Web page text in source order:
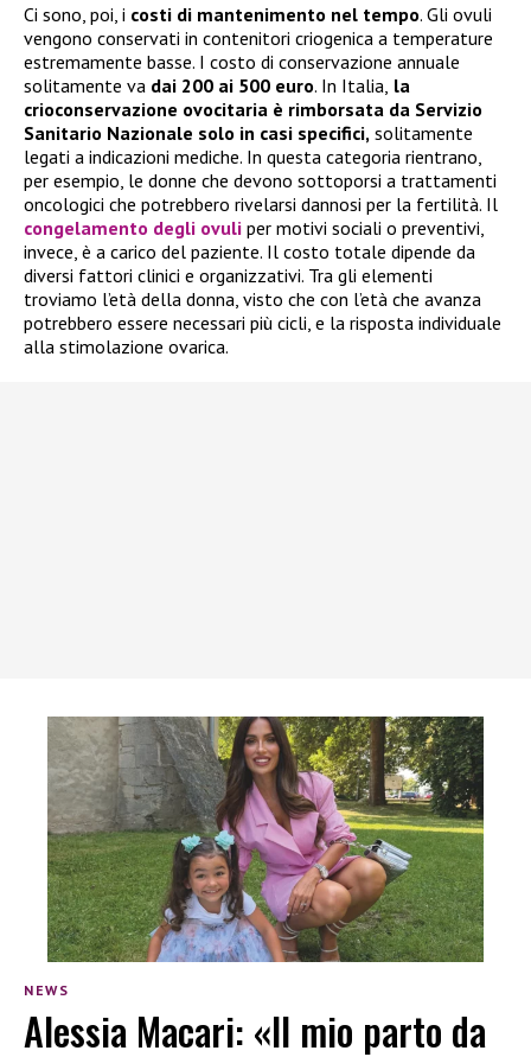
Ci sono, poi, i costi di mantenimento nel tempo. Gli ovuli
vengono conservati in contenitori criogenica a temperature
estremamente basse. I costo di conservazione annuale
solitamente va dai 200 ai 500 euro. In Italia, la
crioconservazione ovocitaria è rimborsata da Servizio
Sanitario Nazionale solo in casi specifici, solitamente
legati a indicazioni mediche. In questa categoria rientrano,
per esempio, le donne che devono sottoporsi a trattamenti
oncologici che potrebbero rivelarsi dannosi per la fertilità. Il
congelamento degli ovuli per motivi sociali o preventivi,
invece, è a carico del paziente. Il costo totale dipende da
diversi fattori clinici e organizzativi. Tra gli elementi
troviamo l’età della donna, visto che con l’età che avanza
potrebbero essere necessari più cicli, e la risposta individuale
alla stimolazione ovarica.
NEWS
Alessia Macari: «Il mio parto da